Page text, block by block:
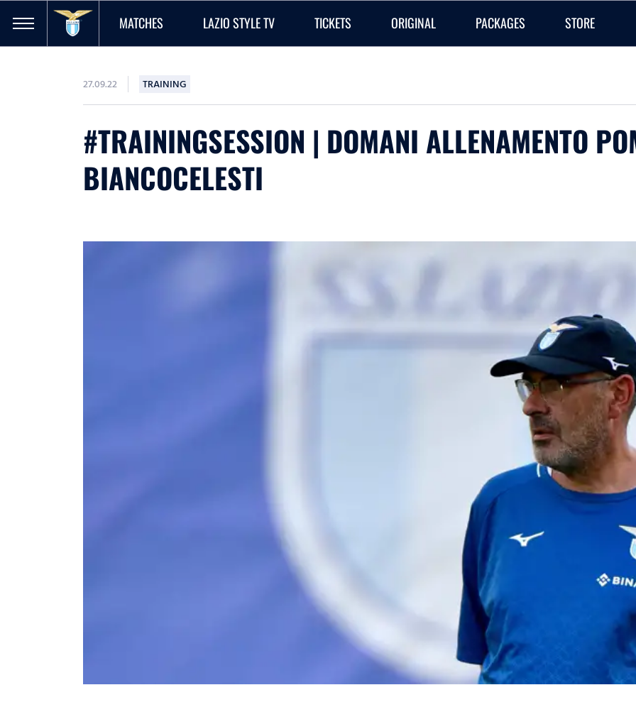
MATCHES LAZIO STYLE TV TICKETS ORIGINAL PACKAGES STORE
27.09.22 TRAINING
#TRAININGSESSION | DOMANI ALLENAMENTO
BIANCOCELESTI